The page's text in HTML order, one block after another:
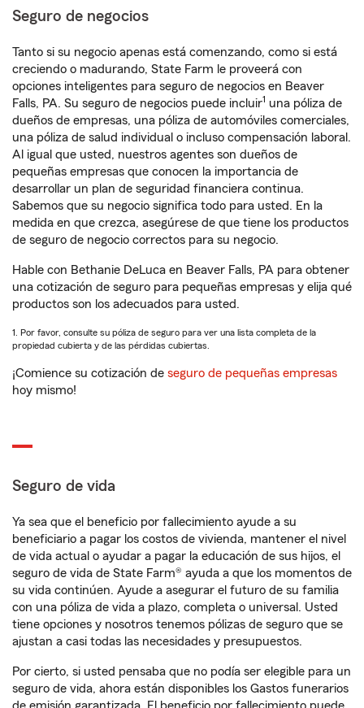
Seguro de negocios
Tanto si su negocio apenas está comenzando, como si está
creciendo o madurando, State Farm le proveerá con
opciones inteligentes para seguro de negocios en Beaver
Falls, PA. Su seguro de negocios puede incluir1 una póliza de
dueños de empresas, una póliza de automóviles comerciales,
una póliza de salud individual o incluso compensación laboral.
Al igual que usted, nuestros agentes son dueños de
pequeñas empresas que conocen la importancia de
desarrollar un plan de seguridad financiera continua.
Sabemos que su negocio significa todo para usted. En la
medida en que crezca, asegúrese de que tiene los productos
de seguro de negocio correctos para su negocio.
Hable con Bethanie DeLuca en Beaver Falls, PA para obtener
una cotización de seguro para pequeñas empresas y elija qué
productos son los adecuados para usted.
1. Por favor, consulte su póliza de seguro para ver una lista completa de la
propiedad cubierta y de las pérdidas cubiertas.
¡Comience su cotización de seguro de pequeñas empresas
hoy mismo!
Seguro de vida
Ya sea que el beneficio por fallecimiento ayude a su
beneficiario a pagar los costos de vivienda, mantener el nivel
de vida actual o ayudar a pagar la educación de sus hijos, el
seguro de vida de State Farm® ayuda a que los momentos de
su vida continúen. Ayude a asegurar el futuro de su familia
con una póliza de vida a plazo, completa o universal. Usted
tiene opciones y nosotros tenemos pólizas de seguro que se
ajustan a casi todas las necesidades y presupuestos.
Por cierto, si usted pensaba que no podía ser elegible para un
seguro de vida, ahora están disponibles los Gastos funerarios